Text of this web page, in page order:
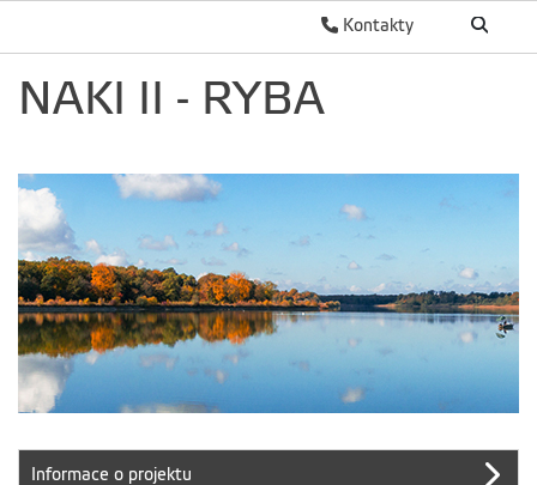
Kontakty
NAKI II - RYBA
Informace o projektu